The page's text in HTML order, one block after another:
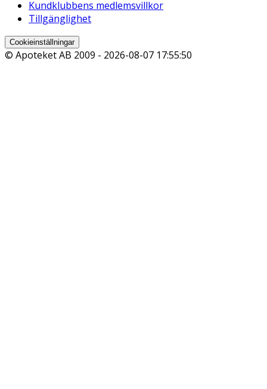
Kundklubbens medlemsvillkor
Tillgänglighet
Cookieinställningar
© Apoteket AB 2009 - 2026-08-07 17:55:50